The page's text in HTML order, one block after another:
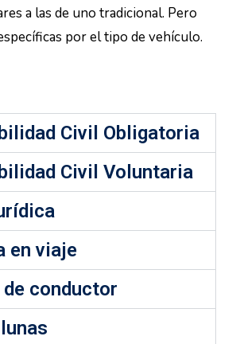
a las de uno tradicional. Pero
por el tipo de vehículo.
Civil Obligatoria
Civil Voluntaria
en viaje
conductor